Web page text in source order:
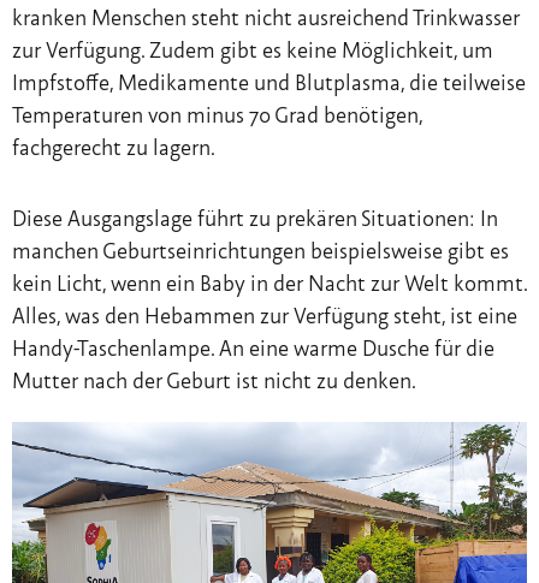
kranken Menschen steht nicht ausreichend Trinkwasser
zur Verfügung. Zudem gibt es keine Möglichkeit, um
Impfstoffe, Medikamente und Blutplasma, die teilweise
Temperaturen von minus 70 Grad benötigen,
fachgerecht zu lagern.
Diese Ausgangslage führt zu prekären Situationen: In
manchen Geburtseinrichtungen beispielsweise gibt es
kein Licht, wenn ein Baby in der Nacht zur Welt kommt.
Alles, was den Hebammen zur Verfügung steht, ist eine
Handy-Taschenlampe. An eine warme Dusche für die
Mutter nach der Geburt ist nicht zu denken.